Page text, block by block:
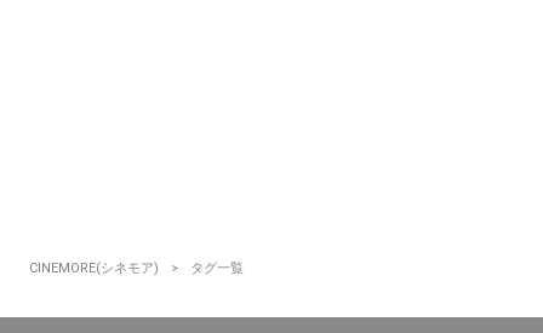
CINEMORE(シネモア) タグ一覧